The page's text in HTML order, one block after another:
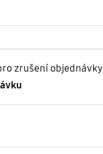
zrušení objednávky